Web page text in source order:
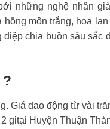
những nghệ nhân
môn trắng, hoa
chia buồn sâu sắc
Giá dao động từ vài
gitại Huyện Thuận